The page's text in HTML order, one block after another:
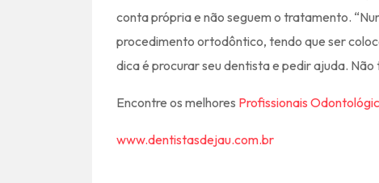
conta própria e não seguem o tratamento.
procedimento ortodôntico, tendo que ser
dica é procurar seu dentista e pedir ajuda.
Encontre os melhores Profissionais
www.dentistasdejau.com.br